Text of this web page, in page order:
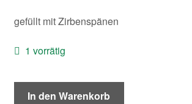
gefüllt mit Zirbenspänen
1 vorrätig
Zirbenkissen
In den Warenkorb